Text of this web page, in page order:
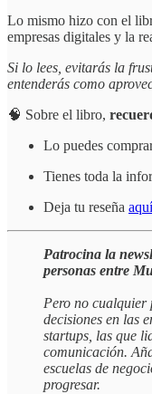
Lo mismo hizo con el
empresas digitales y la
Si lo lees, evitarás la
entenderás como
🧠 Sobre el libro,
Lo puedes
Tienes toda la
Deja tu reseña aquí
Patrocina la
personas entre
Pero no cualquier
decisiones en las
startups, las que
comunicación.
escuelas de
progresar.